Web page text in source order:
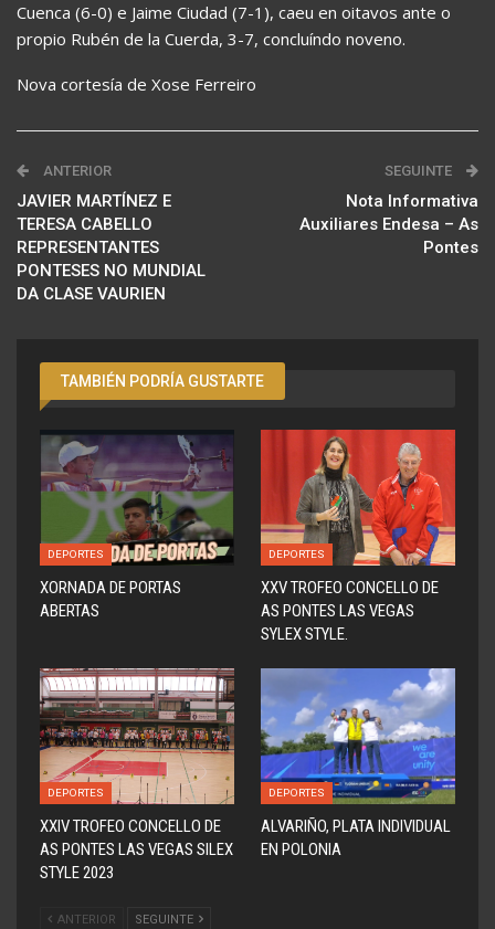
Cuenca (6-0) e Jaime Ciudad (7-1), caeu en oitavos ante o
propio Rubén de la Cuerda, 3-7, concluíndo noveno.
Nova cortesía de Xose Ferreiro
ANTERIOR
JAVIER MARTÍNEZ E
TERESA CABELLO
REPRESENTANTES
PONTESES NO MUNDIAL
DA CLASE VAURIEN
SEGUINTE
Nota Informativa
Auxiliares Endesa – As
Pontes
TAMBIÉN PODRÍA GUSTARTE
DEPORTES
XORNADA DE PORTAS
ABERTAS
DEPORTES
XXV TROFEO CONCELLO DE
AS PONTES LAS VEGAS
SYLEX STYLE.
DEPORTES
XXIV TROFEO CONCELLO DE
AS PONTES LAS VEGAS SILEX
STYLE 2023
DEPORTES
ALVARIÑO, PLATA INDIVIDUAL
EN POLONIA
ANTERIOR SEGUINTE